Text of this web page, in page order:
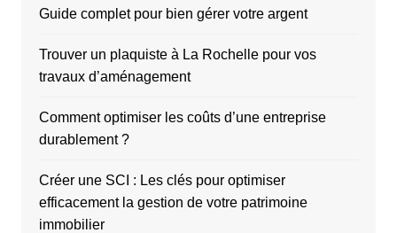
Guide complet pour bien gérer votre argent
Trouver un plaquiste à La Rochelle pour vos
travaux d’aménagement
Comment optimiser les coûts d’une entreprise
durablement ?
Créer une SCI : Les clés pour optimiser
efficacement la gestion de votre patrimoine
immobilier